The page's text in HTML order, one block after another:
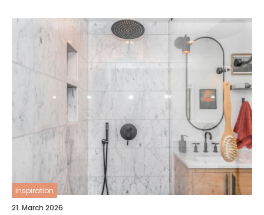
inspiration
21. March 2026